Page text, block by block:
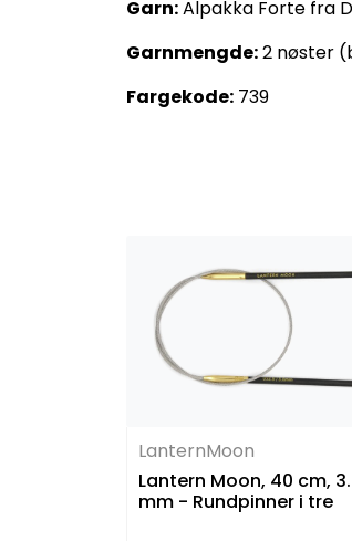
Garn:Alpakka Forte fra
Garnmengde:2 nøster
Fargekode: 739
LanternMoon
Lantern Moon, 40 cm,
mm - Rundpinner i tre